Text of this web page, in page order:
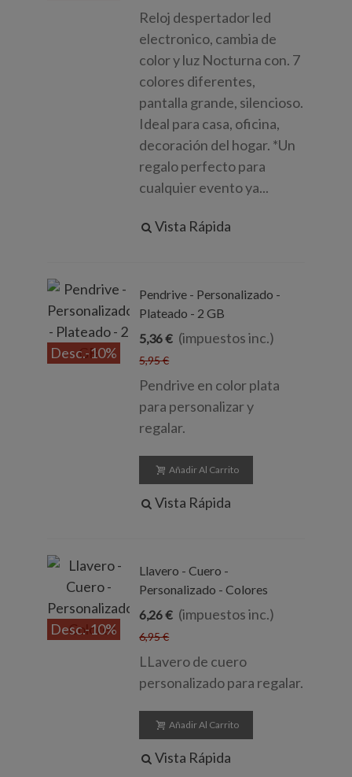
Reloj despertador led
electronico, cambia de
color y luz Nocturna con. 7
colores diferentes,
pantalla grande, silencioso.
Ideal para casa, oficina,
decoración del hogar. *Un
regalo perfecto para
cualquier evento ya...
Vista Rápida
Desc.-10%
Pendrive - Personalizado -
Plateado - 2 GB
5,36 € (impuestos inc.)
5,95 €
Pendrive en color plata
para personalizar y
regalar.
Añadir Al Carrito
Vista Rápida
Desc.-10%
Llavero - Cuero -
Personalizado - Colores
6,26 € (impuestos inc.)
6,95 €
LLavero de cuero
personalizado para regalar.
Añadir Al Carrito
Vista Rápida